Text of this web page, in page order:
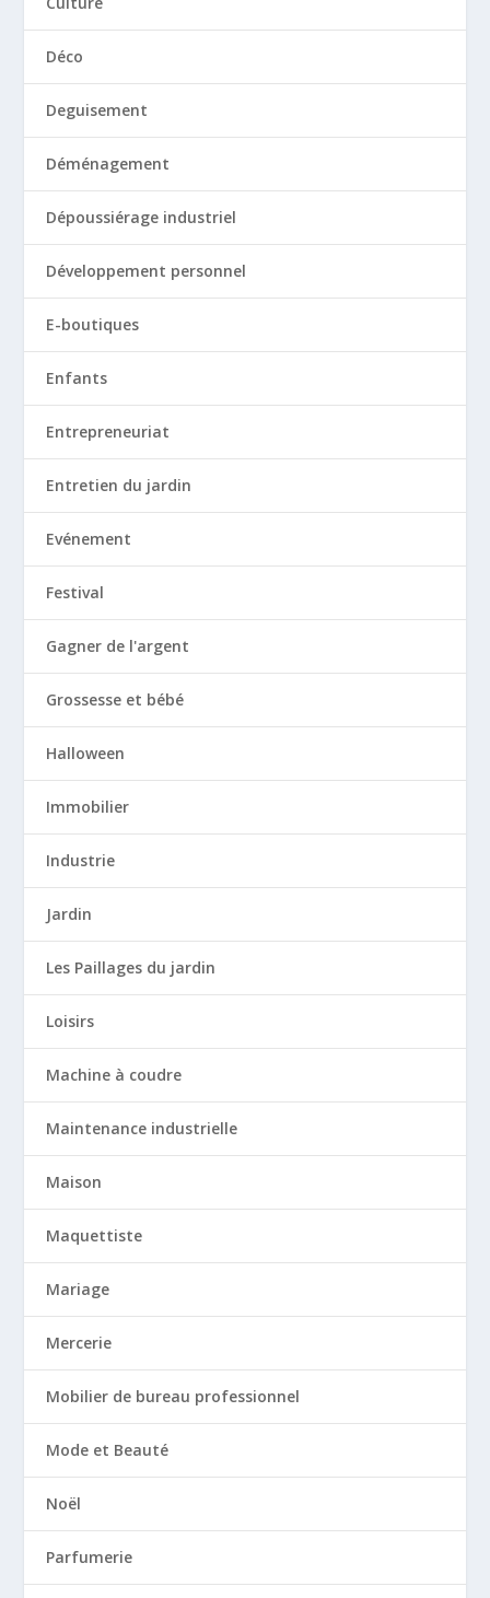
Déco
Deguisement
Déménagement
Dépoussiérage industriel
Développement personnel
E-boutiques
Enfants
Entrepreneuriat
Entretien du jardin
Evénement
Festival
Gagner de l'argent
Grossesse et bébé
Halloween
Immobilier
Industrie
Jardin
Les Paillages du jardin
Loisirs
Machine à coudre
Maintenance industrielle
Maison
Maquettiste
Mariage
Mercerie
Mobilier de bureau professionnel
Mode et Beauté
Noël
Parfumerie